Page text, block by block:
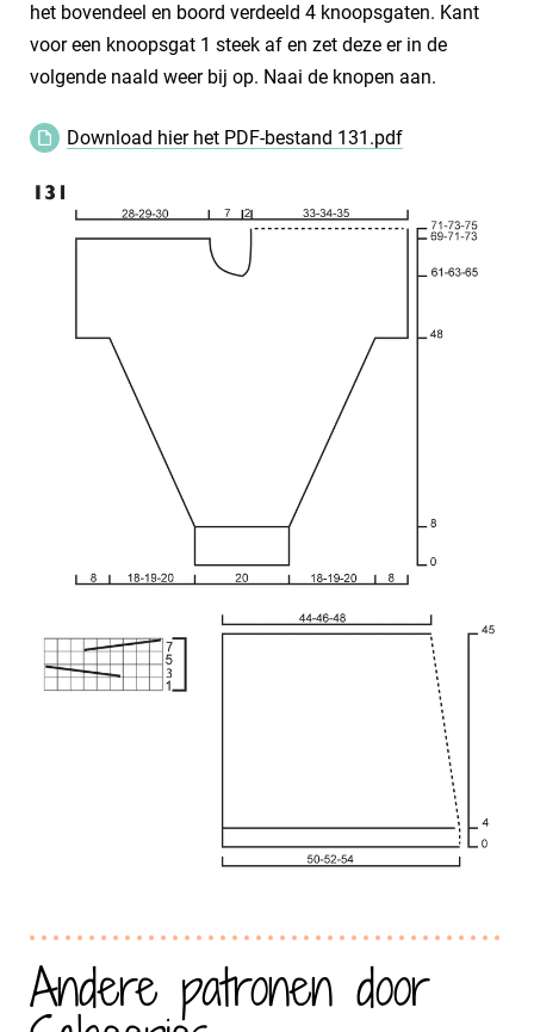
het bovendeel en boord verdeeld 4 knoopsgaten. Kant
voor een knoopsgat 1 steek af en zet deze er in de
volgende naald weer bij op. Naai de knopen aan.
Download hier het PDF-bestand 131.pdf
Andere patronen door